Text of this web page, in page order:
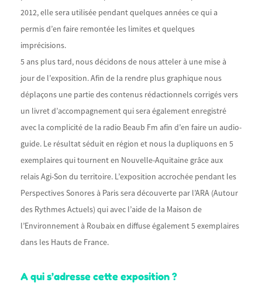
2012, elle sera utilisée pendant quelques années ce qui a
permis d’en faire remontée les limites et quelques
imprécisions.
5 ans plus tard, nous décidons de nous atteler à une mise à
jour de l’exposition. Afin de la rendre plus graphique nous
déplaçons une partie des contenus rédactionnels corrigés vers
un livret d’accompagnement qui sera également enregistré
avec la complicité de la radio Beaub Fm afin d’en faire un audio-
guide. Le résultat séduit en région et nous la dupliquons en 5
exemplaires qui tournent en Nouvelle-Aquitaine grâce aux
relais Agi-Son du territoire. L’exposition accrochée pendant les
Perspectives Sonores à Paris sera découverte par l’ARA (Autour
des Rythmes Actuels) qui avec l’aide de la Maison de
l’Environnement à Roubaix en diffuse également 5 exemplaires
dans les Hauts de France.
A qui s’adresse cette exposition ?